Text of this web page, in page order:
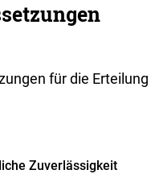
für die
Zuverlässigkeit